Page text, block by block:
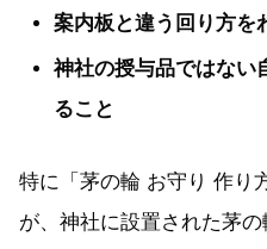
案内板と違う回り方を
神社の授与品ではない
ること
特に「茅の輪 お守り 作り
が、神社に設置された茅